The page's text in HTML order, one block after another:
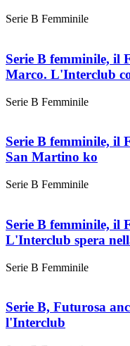
Serie B Femminile
Serie B femminile, il
Marco. L'Interclub
Serie B Femminile
Serie B femminile, il
San Martino ko
Serie B Femminile
Serie B femminile, il
L'Interclub spera
Serie B Femminile
Serie B, Futurosa
l'Interclub